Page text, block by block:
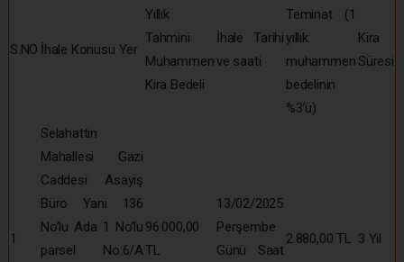
S.NO İhale Konusu Yer
Yıllık
Tahmini
Muhammen
Kira Bedeli
İhale Tarihi
ve saati
Teminat (1
yıllık
muhammen
bedelinin
%3’ü)
Kira
Süresi
1
Selahattin
Mahallesi Gazi
Caddesi Asayiş
Büro Yanı 136
No’lu Ada 1 No’lu
parsel No:6/A
96.000,00
TL
13/02/2025
Perşembe
Günü Saat
2.880,00 TL 3 Yıl